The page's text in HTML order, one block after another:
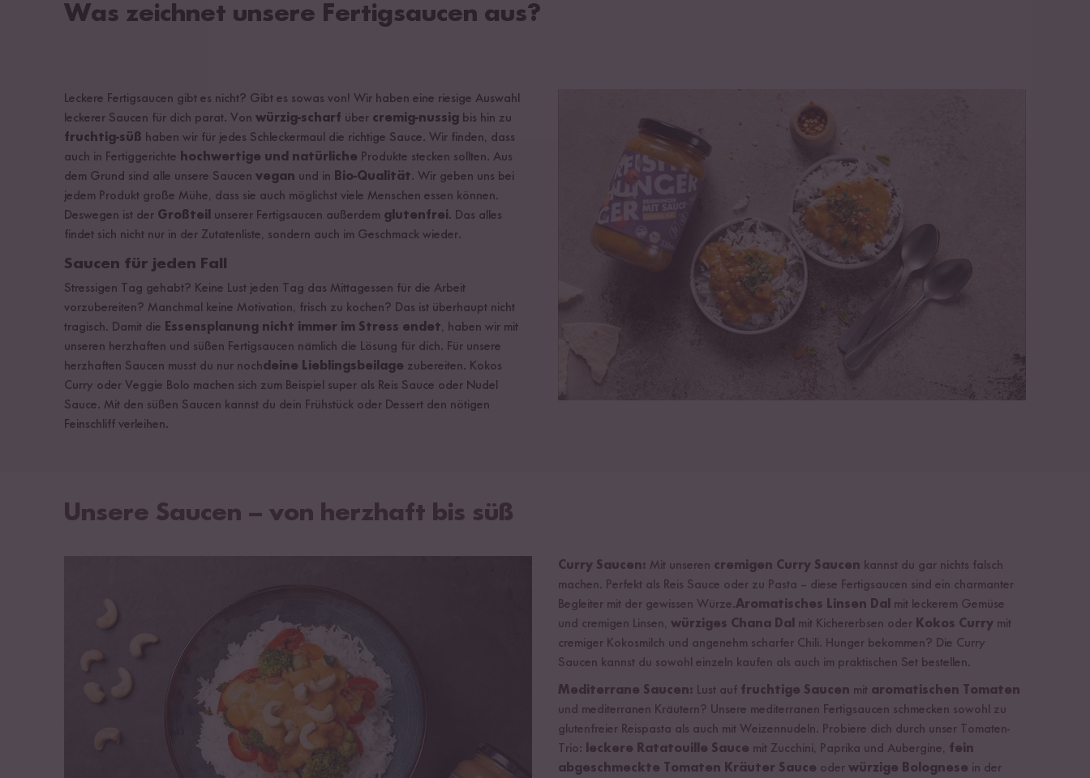
Was zeichnet unsere Fertigsaucen aus?
Leckere Fertigsaucen gibt es nicht? Gibt es sowas von! Wir haben eine riesige Auswahl
leckerer Saucen für dich parat. Von würzig-scharf über cremig-nussig bis hin zu
fruchtig-süß haben wir für jedes Schleckermaul die richtige Sauce. Wir finden, dass
auch in Fertiggerichte hochwertige und natürliche Produkte stecken sollten. Aus
dem Grund sind alle unsere Saucen vegan und in Bio-Qualität. Wir geben uns bei
jedem Produkt große Mühe, dass sie auch möglichst viele Menschen essen können.
Deswegen ist der Großteil unserer Fertigsaucen außerdem glutenfrei. Das alles
findet sich nicht nur in der Zutatenliste, sondern auch im Geschmack wieder.
Saucen für jeden Fall
Stressigen Tag gehabt? Keine Lust jeden Tag das Mittagessen für die Arbeit
vorzubereiten? Manchmal keine Motivation, frisch zu kochen? Das ist überhaupt nicht
tragisch. Damit die Essensplanung nicht immer im Stress endet, haben wir mit
unseren herzhaften und süßen Fertigsaucen nämlich die Lösung für dich. Für unsere
herzhaften Saucen musst du nur nochdeine Lieblingsbeilage zubereiten. Kokos
Curry oder Veggie Bolo machen sich zum Beispiel super als Reis Sauce oder Nudel
Sauce. Mit den süßen Saucen kannst du dein Frühstück oder Dessert den nötigen
Feinschliff verleihen.
Unsere Saucen – von herzhaft bis süß
Curry Saucen: Mit unseren cremigen Curry Saucen kannst du gar nichts falsch
machen. Perfekt als Reis Sauce oder zu Pasta – diese Fertigsaucen sind ein charmanter
Begleiter mit der gewissen Würze.Aromatisches Linsen Dal
mit leckerem Gemüse
und cremigen Linsen, würziges Chana Dal mit Kichererbsen oder Kokos Curry mit
cremiger Kokosmilch und angenehm scharfer Chili. Hunger bekommen? Die Curry
Saucen kannst du sowohl einzeln kaufen als auch im praktischen Set bestellen.
Mediterrane Saucen: Lust auf fruchtige Saucen mit aromatischen Tomaten
und mediterranen Kräutern? Unsere mediterranen Fertigsaucen schmecken sowohl zu
glutenfreier Reispasta als auch mit Weizennudeln. Probiere dich durch unser Tomaten-
Trio:
leckere Ratatouille Sauce mit Zucchini, Paprika und Aubergine, fein
abgeschmeckte Tomaten Kräuter Sauce oder würzige Bolognese in der